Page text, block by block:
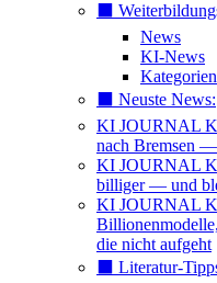
⬛️
News
KI-News
Kategorien
⬛️ Neuste News:
KI JOURNAL
nach Bremsen
KI JOURNAL
billiger — und
KI JOURNAL
die nicht aufgeht
⬛️ Literatur-